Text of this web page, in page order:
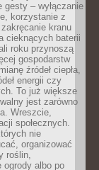
gesty – wyłączanie
korzystanie z
kranu
cieknących baterii
roku przynoszą
gospodarstw
źródeł ciepła,
energii czy
To już większe
jest zarówno
Wreszcie,
społecznych.
nie
organizować
roślin,
ogrody albo po